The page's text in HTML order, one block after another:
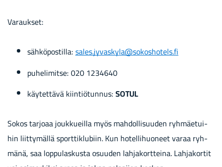
Va­rauk­set:
säh­kö­pos­til­la:sales.jy­vas­ky­la@so­kos­ho­tels.fi
pu­he­li­mit­se: 020 1234640
käy­tet­tä­vä kiin­tiö­tun­nus:SOTUL
Sokos tar­jo­aa jouk­kueil­la myös mah­dol­li­suu­den ryh­mäe­tui­
hin liit­ty­mäl­lä sport­tiklu­biin. Kun ho­tel­li­huo­neet varaa ryh­
mä­nä, saa lop­pu­las­kus­ta osuu­den lah­ja­kort­tei­na. Lah­ja­kor­tit